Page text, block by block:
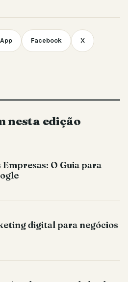
Facebook X
nesta edição
Empresas: O Guia para
digital para negócios